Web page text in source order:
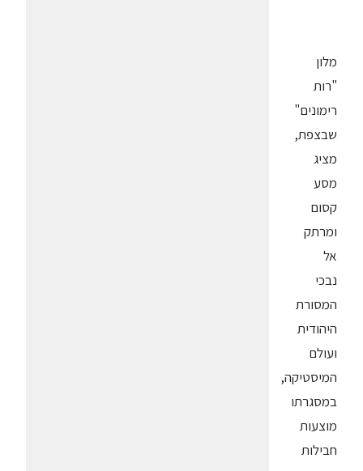
מלון
"רות
רימונים"
שבצפת,
מציג
מסע
קסום
ומרתק
אל
נבכי
המסורת
היהודית
ועולם
המיסטיקה,
במסגרתו
מוצעות
חבילות